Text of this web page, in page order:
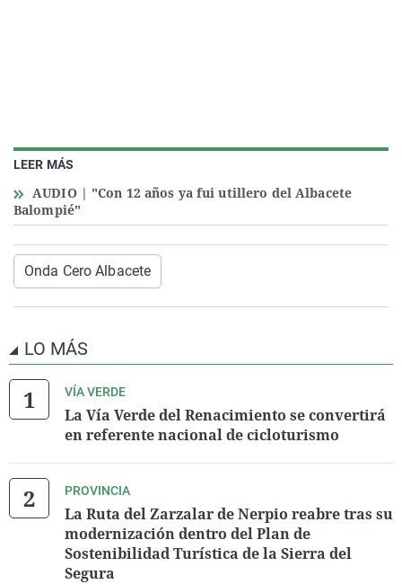
LEER MÁS
AUDIO | "Con 12 años ya fui utillero del Albacete
Balompié"
Onda Cero Albacete
LO MÁS
VÍA VERDE
La Vía Verde del Renacimiento se convertirá
en referente nacional de cicloturismo
PROVINCIA
La Ruta del Zarzalar de Nerpio reabre tras su
modernización dentro del Plan de
Sostenibilidad Turística de la Sierra del
Segura